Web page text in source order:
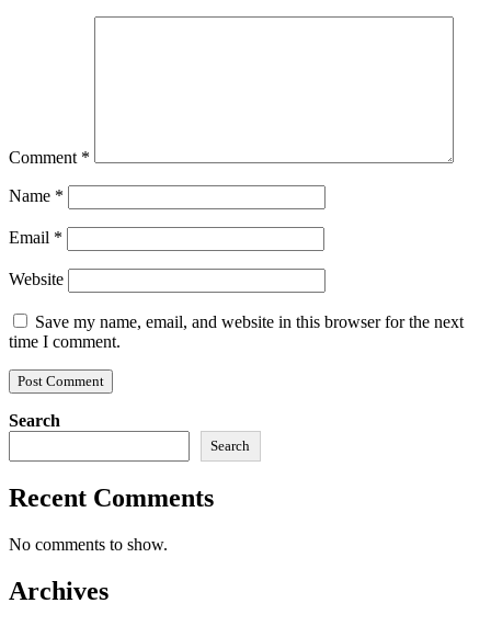
Comment *
Name *
Email *
Website
Save my name, email, and website in this browser for the next
time I comment.
Search
Search
Recent Comments
No comments to show.
Archives